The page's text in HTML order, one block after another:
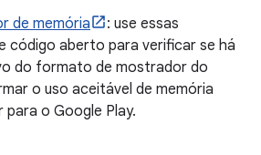
de memória
: use essas
código aberto para verificar se há
do formato de mostrador do
o uso aceitável de memória
para o Google Play.